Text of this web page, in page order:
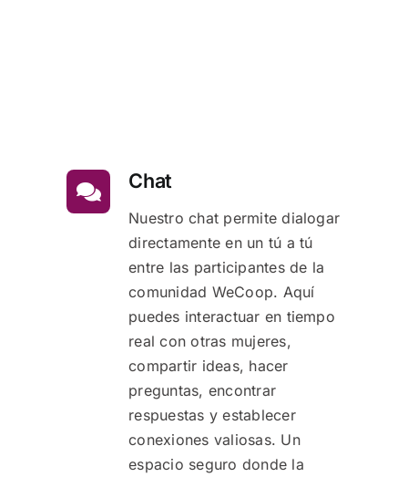
Chat
Nuestro chat permite dialogar
directamente en un tú a tú
entre las participantes de la
comunidad WeCoop. Aquí
puedes interactuar en tiempo
real con otras mujeres,
compartir ideas, hacer
preguntas, encontrar
respuestas y establecer
conexiones valiosas. Un
espacio seguro donde la